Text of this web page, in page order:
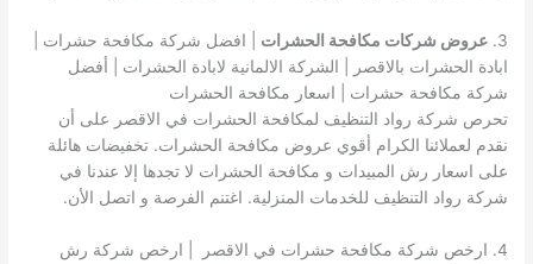
3. عروض شركات مكافحة الحشرات | افضل شركة مكافحة حشرات |
ابادة الحشرات بالاقصر | الشركة الالمانية لابادة الحشرات | أفضل
شركة مكافحة حشرات | اسعار مكافحة الحشرات
تحرص شركة رواد التنظيف لمكافحة الحشرات في الاقصر على أن
نقدم لعملائنا الكرام أقوي عروض مكافحة الحشرات. تخفيضات هائلة
على اسعار رش المبيدات و مكافحة الحشرات لا تجدها إلا عندنا في
شركة رواد التنظيف للخدمات المنزلية. اغتنم الفرصة و اتصل الأن.
4. ارخص شركة مكافحة حشرات في الاقصر | ارخص شركة رش